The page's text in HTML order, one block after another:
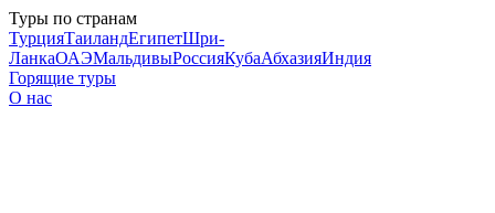
Туры по странам
ТурцияТаиландЕгипетШри-
ЛанкаОАЭМальдивыРоссияКубаАбхазияИндия
Горящие туры
О нас